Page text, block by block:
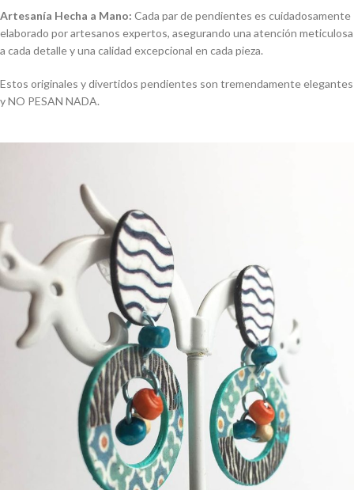
Artesanía Hecha a Mano: Cada par de pendientes es cuidadosamente
elaborado por artesanos expertos, asegurando una atención meticulosa
a cada detalle y una calidad excepcional en cada pieza.
Estos originales y divertidos pendientes son tremendamente elegantes
y NO PESAN NADA.